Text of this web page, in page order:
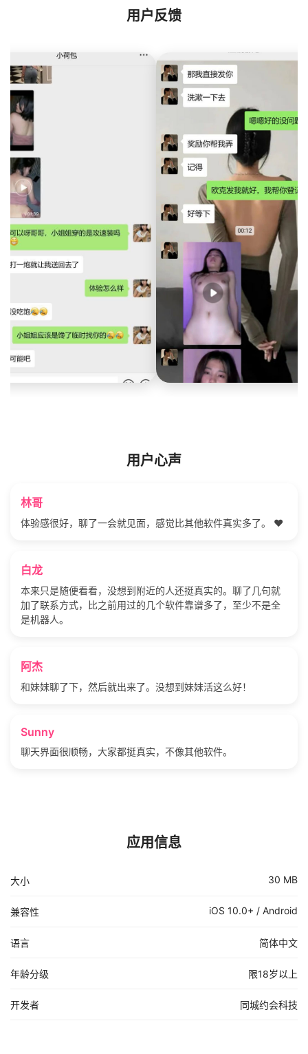
用户反馈
用户心声
林哥
体验感很好，聊了一会就见面，感觉比其他软件真实多了。 ❤️
白龙
本来只是随便看看，没想到附近的人还挺真实的。聊了几句就
加了联系方式，比之前用过的几个软件靠谱多了，至少不是全
是机器人。
阿杰
和妹妹聊了下，然后就出来了。没想到妹妹活这么好！
Sunny
聊天界面很顺畅，大家都挺真实，不像其他软件。
应用信息
大小 30 MB
兼容性 iOS 10.0+ / Android
语言 简体中文
年龄分级 限18岁以上
开发者 同城约会科技